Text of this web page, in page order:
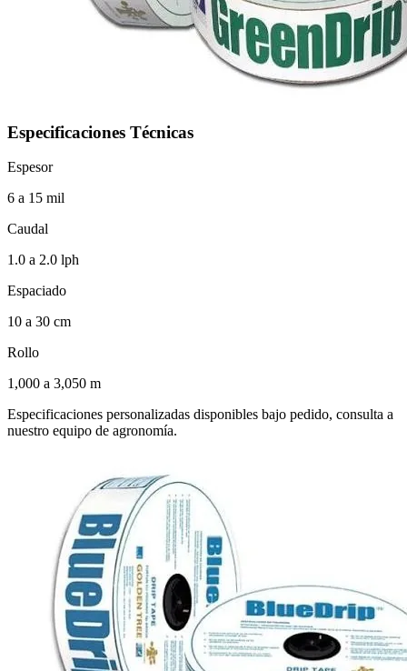
Especificaciones Técnicas
Espesor
6 a 15 mil
Caudal
1.0 a 2.0 lph
Espaciado
10 a 30 cm
Rollo
1,000 a 3,050 m
Especificaciones personalizadas disponibles bajo pedido, consulta a
nuestro equipo de agronomía.